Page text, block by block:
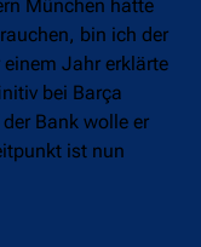
München hatte
bin ich der
einem Jahr erklärte
bei Barça
Bank wolle er
ist nun